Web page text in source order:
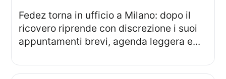
Fedez torna in ufficio a Milano: dopo il
ricovero riprende con discrezione i suoi
appuntamenti brevi, agenda leggera e...